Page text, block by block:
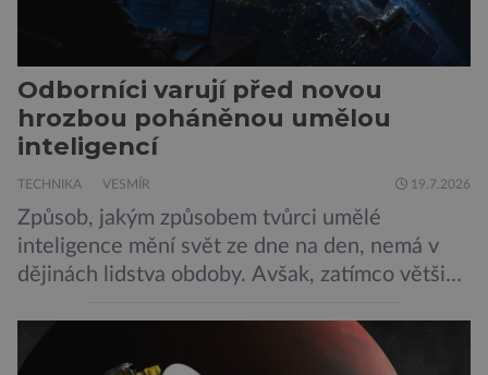
Odborníci varují před novou
hrozbou poháněnou umělou
inteligencí
TECHNIKA VESMÍR 19.7.2026
Způsob, jakým způsobem tvůrci umělé
inteligence mění svět ze dne na den, nemá v
dějinách lidstva obdoby. Avšak, zatímco většina
generování obrázků nebo automatizaci práce,
bezpečnostní experti upozorňují na mnohem